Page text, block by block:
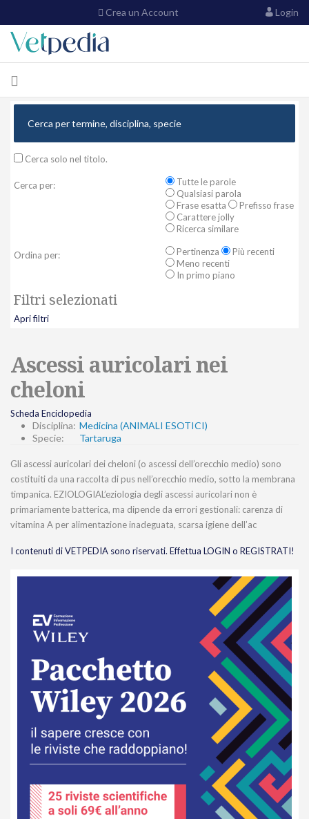
Crea un Account Login
Cerca solo nel titolo.
Cerca per:
Tutte le parole
Qualsiasi parola
Frase esatta
Prefisso frase
Carattere jolly
Ricerca similare
Ordina per: Pertinenza
Più recenti
Meno recenti
In primo piano
Filtri selezionati
Apri filtri
Ascessi auricolari nei
cheloni
Scheda Enciclopedia
Disciplina: Medicina (ANIMALI ESOTICI)
Specie:
Tartaruga
Gli ascessi auricolari dei cheloni (o ascessi dell’orecchio medio) sono
costituiti da una raccolta di pus nell’orecchio medio, sotto la membrana
timpanica. EZIOLOGIAL’eziologia degli ascessi auricolari non è
primariamente batterica, ma dipende da errori gestionali: carenza di
vitamina A per alimentazione inadeguata, scarsa igiene dell’ac
I contenuti di VETPEDIA sono riservati. Effettua LOGIN o REGISTRATI!